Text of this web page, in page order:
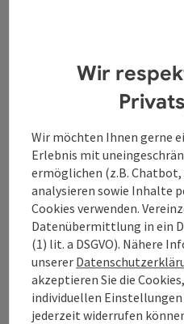
Tourismusverband
WGD Donau
4040 Linz
+43 732 7277 - 888
info@donauregion.at
Fax: +43 732 7277 - 804
Wir
Wir möchten Ihnen gerne
Erlebnis mit
ermöglichen (z.B. Chatbot,
analysieren sowie Inhalte
Cookies verwenden.
Datenübermittlung in ein
(1) lit. a DSGVO). Nähere
unserer
akzeptieren Sie die
individuellen
jederzeit widerrufen